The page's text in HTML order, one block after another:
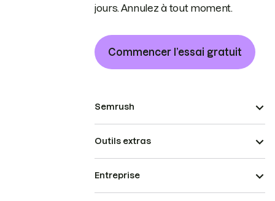
jours. Annulez à tout moment.
Commencer l’essai gratuit
Semrush
Outils extras
Entreprise